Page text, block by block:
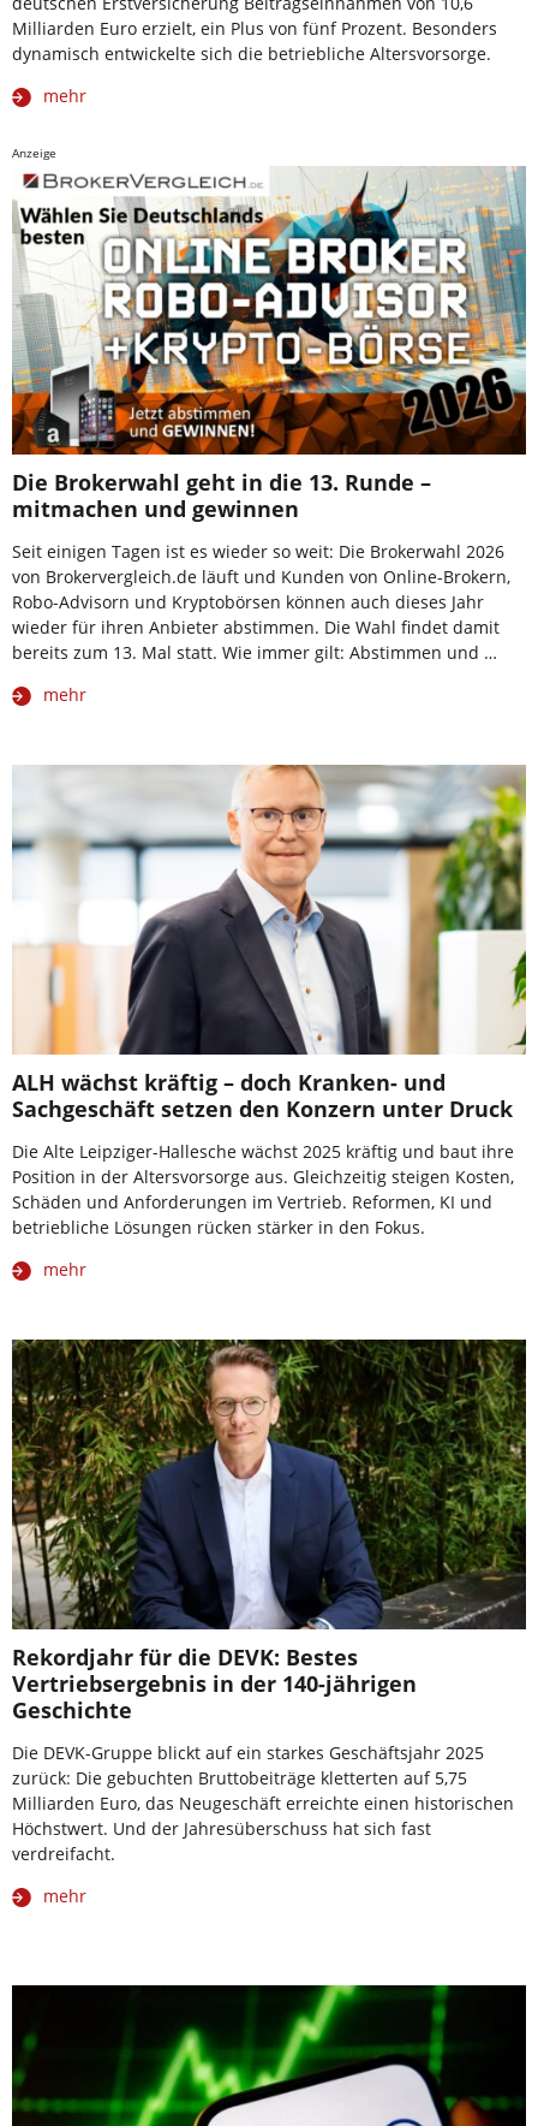
Milliarden Euro erzielt, ein Plus von fünf Prozent. Besonders
dynamisch entwickelte sich die betriebliche Altersvorsorge.
mehr
Anzeige
Die Brokerwahl geht in die 13. Runde –
mitmachen und gewinnen
Seit einigen Tagen ist es wieder so weit: Die Brokerwahl 2026
von Brokervergleich.de läuft und Kunden von Online-Brokern,
Robo-Advisorn und Kryptobörsen können auch dieses Jahr
wieder für ihren Anbieter abstimmen. Die Wahl findet damit
bereits zum 13. Mal statt. Wie immer gilt: Abstimmen und …
mehr
ALH wächst kräftig – doch Kranken- und
Sachgeschäft setzen den Konzern unter Druck
Die Alte Leipziger-Hallesche wächst 2025 kräftig und baut ihre
Position in der Altersvorsorge aus. Gleichzeitig steigen Kosten,
Schäden und Anforderungen im Vertrieb. Reformen, KI und
betriebliche Lösungen rücken stärker in den Fokus.
mehr
Rekordjahr für die DEVK: Bestes
Vertriebsergebnis in der 140-jährigen
Geschichte
Die DEVK-Gruppe blickt auf ein starkes Geschäftsjahr 2025
zurück: Die gebuchten Bruttobeiträge kletterten auf 5,75
Milliarden Euro, das Neugeschäft erreichte einen historischen
Höchstwert. Und der Jahresüberschuss hat sich fast
verdreifacht.
mehr